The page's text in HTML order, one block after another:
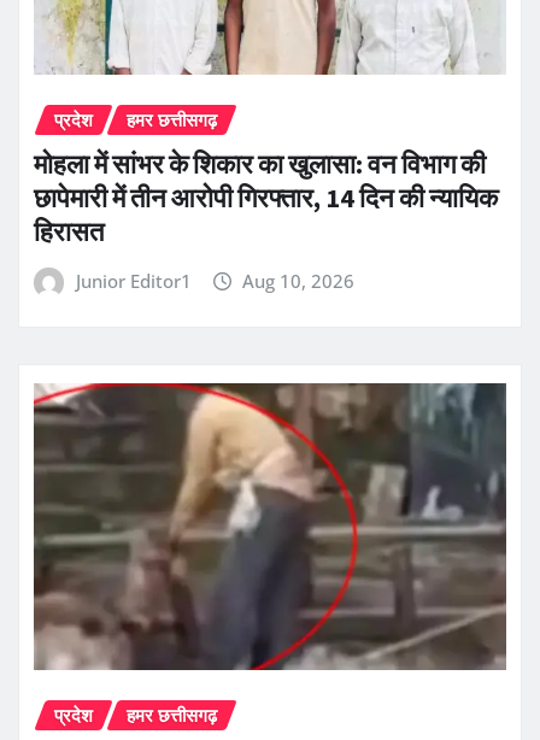
प्रदेश हमर छत्तीसगढ़
मोहला में सांभर के शिकार का खुलासा: वन विभाग की
छापेमारी में तीन आरोपी गिरफ्तार, 14 दिन की न्यायिक
हिरासत
Junior Editor1 Aug 10, 2026
प्रदेश हमर छत्तीसगढ़